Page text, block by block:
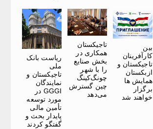
بین
کارآفرینان
تاجیکستان و
ازبکستان
همایش ها
برگزار
خواهند شد
تاجیکستان
همکاری در
بخش صنایع
را با شهر
چونگ‌کینگ
چین گسترش
می‌دهد
ریاست بانک
ملی
تاجیکستان و
نمایندگان
GGGI در
مورد توسعه
تأمین مالی
پایدار بحث و
گفتگو کردند